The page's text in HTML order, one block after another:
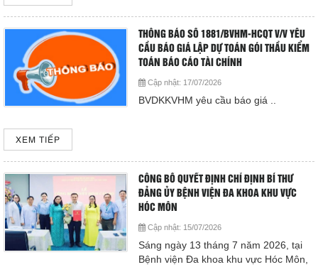
THÔNG BÁO SỐ 1881/BVHM-HCQT V/V YÊU
CẦU BÁO GIÁ LẬP DỰ TOÁN GÓI THẦU KIỂM
TOÁN BÁO CÁO TÀI CHÍNH
Cập nhật: 17/07/2026
BVDKKVHM yêu cầu báo giá ..
XEM TIẾP
CÔNG BỐ QUYẾT ĐỊNH CHỈ ĐỊNH BÍ THƯ
ĐẢNG ỦY BỆNH VIỆN ĐA KHOA KHU VỰC
HÓC MÔN
Cập nhật: 15/07/2026
Sáng ngày 13 tháng 7 năm 2026, tại
Bệnh viện Đa khoa khu vực Hóc Môn,